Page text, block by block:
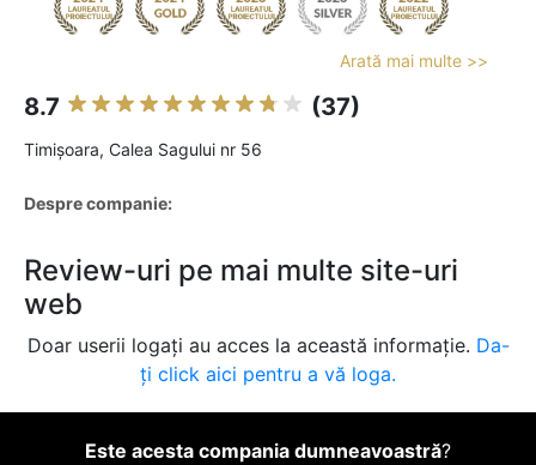
Arată mai multe >>
8.7 (37)
Timişoara, Calea Sagului nr 56
Despre companie:
Review-uri pe mai multe site-uri
web
Doar userii logați au acces la această informație. Da-
ți click aici pentru a vă loga.
Este acesta compania dumneavoastră?